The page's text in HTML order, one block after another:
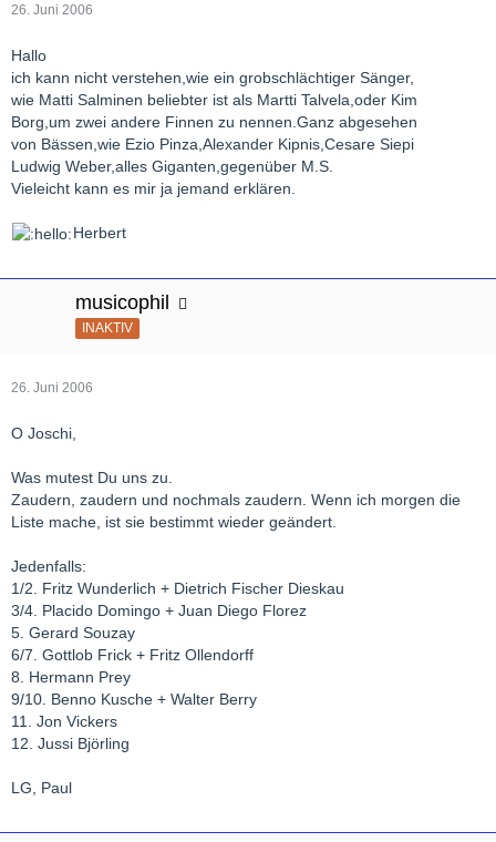
26. Juni 2006
Hallo
ich kann nicht verstehen,wie ein grobschlächtiger Sänger,
wie Matti Salminen beliebter ist als Martti Talvela,oder Kim
Borg,um zwei andere Finnen zu nennen.Ganz abgesehen
von Bässen,wie Ezio Pinza,Alexander Kipnis,Cesare Siepi
Ludwig Weber,alles Giganten,gegenüber M.S.
Vieleicht kann es mir ja jemand erklären.
Herbert
musicophil
INAKTIV
26. Juni 2006
O Joschi,
Was mutest Du uns zu.
Zaudern, zaudern und nochmals zaudern. Wenn ich morgen die
Liste mache, ist sie bestimmt wieder geändert.
Jedenfalls:
1/2. Fritz Wunderlich + Dietrich Fischer Dieskau
3/4. Placido Domingo + Juan Diego Florez
5. Gerard Souzay
6/7. Gottlob Frick + Fritz Ollendorff
8. Hermann Prey
9/10. Benno Kusche + Walter Berry
11. Jon Vickers
12. Jussi Björling
LG, Paul